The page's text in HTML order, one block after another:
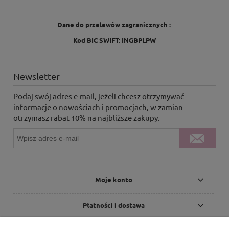
Dane do przelewów zagranicznych :
Kod BIC SWIFT: INGBPLPW
Newsletter
Podaj swój adres e-mail, jeżeli chcesz otrzymywać
informacje o nowościach i promocjach, w zamian
otrzymasz rabat 10% na najbliższe zakupy.
Moje konto
Płatności i dostawa